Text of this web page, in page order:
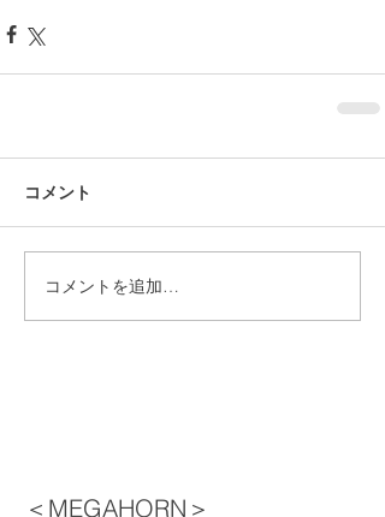
コメント
コメントを追加…
＜MEGAHORN＞